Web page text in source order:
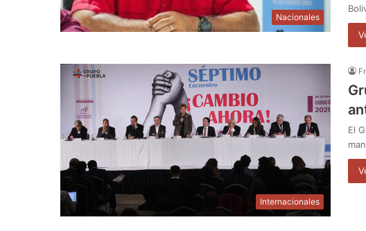
Nacionales
Internacionales
El